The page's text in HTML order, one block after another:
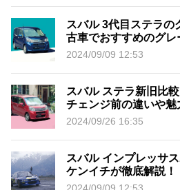
スバル 3代目ステラの
古車でおすすめのグレ
2024/09/09 12:53
スバル ステラ新旧比
チェンジ前の違いや魅
2024/09/26 16:35
スバル インプレッサ
ケンイチが徹底解説！